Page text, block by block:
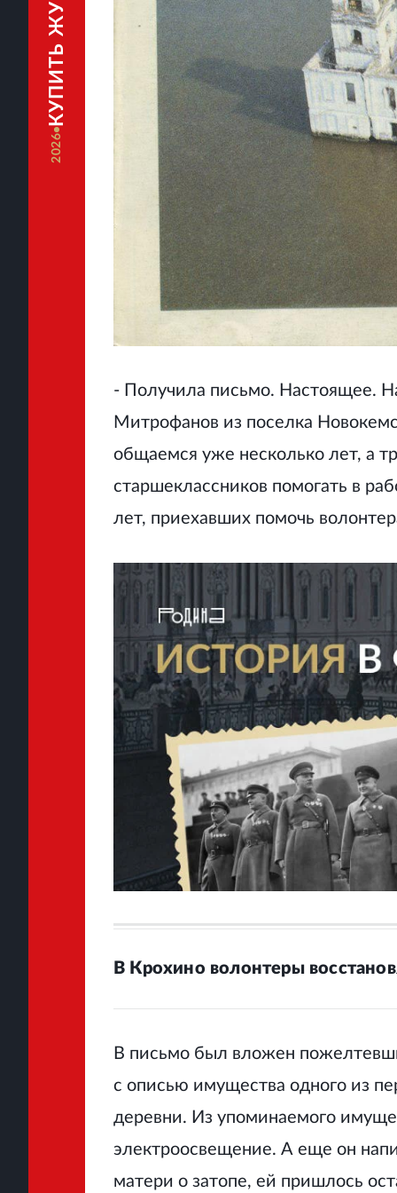
2026
- Получила письмо. Настоящее.
Митрофанов из поселка
общаемся уже несколько лет, а
старшеклассников помогать в
лет, приехавших помочь
В Крохино волонтеры
В письмо был вложен
с описью имущества одного из
деревни. Из упоминаемого
электроосвещение. А еще он
матери о затопе, ей пришлось